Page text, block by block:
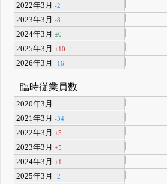
2022年3月-2
2023年3月-8
2024年3月±0
2025年3月+10
2026年3月-16
臨時従業員数
2020年3月
2021年3月-34
2022年3月+5
2023年3月+5
2024年3月+1
2025年3月-2